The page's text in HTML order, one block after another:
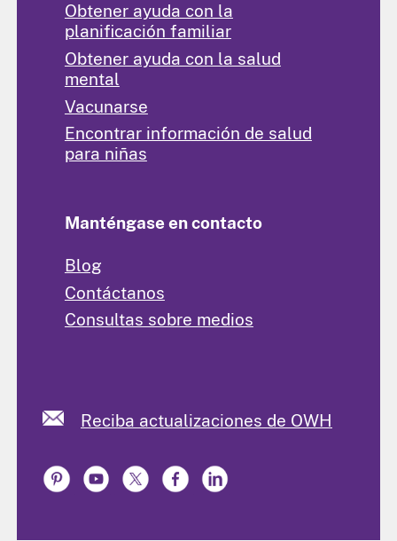
Obtener ayuda con la
planificación familiar
Obtener ayuda con la salud
mental
Vacunarse
Encontrar información de salud
para niñas
Manténgase en contacto
Blog
Contáctanos
Consultas sobre medios
Reciba actualizaciones de OWH